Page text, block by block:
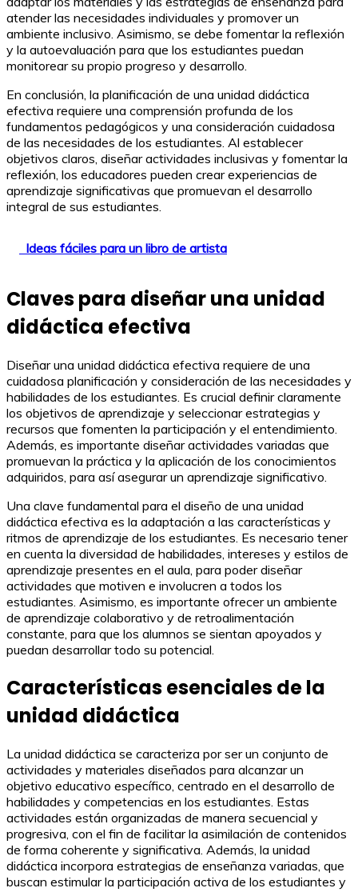
atender las necesidades individuales y promover un
ambiente inclusivo. Asimismo, se debe fomentar la reflexión
y la autoevaluación para que los estudiantes puedan
monitorear su propio progreso y desarrollo.
En conclusión, la planificación de una unidad didáctica
efectiva requiere una comprensión profunda de los
fundamentos pedagógicos y una consideración cuidadosa
de las necesidades de los estudiantes. Al establecer
objetivos claros, diseñar actividades inclusivas y fomentar la
reflexión, los educadores pueden crear experiencias de
aprendizaje significativas que promuevan el desarrollo
integral de sus estudiantes.
Ideas fáciles para un libro de artista
Claves para diseñar una unidad
didáctica efectiva
Diseñar una unidad didáctica efectiva requiere de una
cuidadosa planificación y consideración de las necesidades y
habilidades de los estudiantes. Es crucial definir claramente
los objetivos de aprendizaje y seleccionar estrategias y
recursos que fomenten la participación y el entendimiento.
Además, es importante diseñar actividades variadas que
promuevan la práctica y la aplicación de los conocimientos
adquiridos, para así asegurar un aprendizaje significativo.
Una clave fundamental para el diseño de una unidad
didáctica efectiva es la adaptación a las características y
ritmos de aprendizaje de los estudiantes. Es necesario tener
en cuenta la diversidad de habilidades, intereses y estilos de
aprendizaje presentes en el aula, para poder diseñar
actividades que motiven e involucren a todos los
estudiantes. Asimismo, es importante ofrecer un ambiente
de aprendizaje colaborativo y de retroalimentación
constante, para que los alumnos se sientan apoyados y
puedan desarrollar todo su potencial.
Características esenciales de la
unidad didáctica
La unidad didáctica se caracteriza por ser un conjunto de
actividades y materiales diseñados para alcanzar un
objetivo educativo específico, centrado en el desarrollo de
habilidades y competencias en los estudiantes. Estas
actividades están organizadas de manera secuencial y
progresiva, con el fin de facilitar la asimilación de contenidos
de forma coherente y significativa. Además, la unidad
didáctica incorpora estrategias de enseñanza variadas, que
buscan estimular la participación activa de los estudiantes y